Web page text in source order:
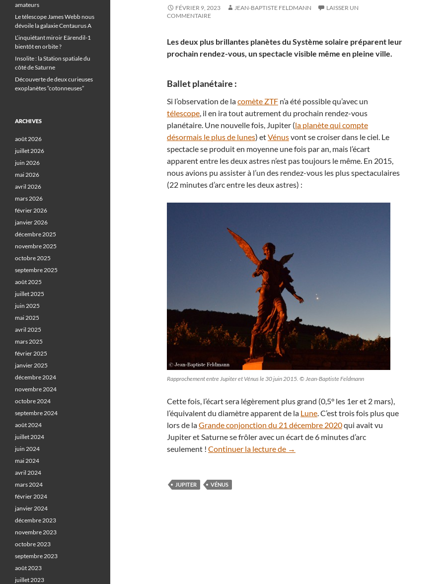
FÉVRIER 9, 2023 JEAN-BAPTISTE FELDMANN
LAISSER UN
COMMENTAIRE
Les deux plus brillantes planètes du Système solaire préparent leur
prochain rendez-vous, un spectacle visible même en pleine ville.
Ballet planétaire :
Si l’observation de lacomète ZTF n’a été possible qu’avec un
télescope, il en ira tout autrement du prochain rendez-vous
planétaire. Une nouvelle fois, Jupiter (la planète qui compte
désormais le plus de lunes) etVénusvont se croiser dans le ciel. Le
spectacle se produit en moyenne une fois par an, mais l’écart
apparent entre les deux astres n’est pas toujours le même. En 2015,
nous avions pu assister à l’un des rendez-vous les plus spectaculaires
(22 minutes d’arc entre les deux astres) :
Rapprochement entre Jupiter et Vénus le 30 juin 2015. © Jean-Baptiste Feldmann
Cette fois, l’écart sera légèrement plus grand (0,5° les 1er et 2 mars),
l’équivalent du diamètre apparent de la Lune. C’est trois fois plus que
lors de laGrande conjonction du 21 décembre 2020qui avait vu
Jupiter et Saturne se frôler avec un écart de 6 minutes d’arc
seulement ! Continuer la lecture de Suivez le prochain rendez-vous entre Jupiter
→
JUPITER VÉNUS
amateurs
Le télescope James Webb nous
dévoile la galaxie Centaurus A
L’inquiétant miroir Eärendil-1
bientôt en orbite ?
Insolite : la Station spatiale du
côté de Saturne
Découverte de deux curieuses
exoplanètes “cotonneuses”
ARCHIVES
août 2026
juillet 2026
juin 2026
mai 2026
avril 2026
mars 2026
février 2026
janvier 2026
décembre 2025
novembre 2025
octobre 2025
septembre 2025
août 2025
juillet 2025
juin 2025
mai 2025
avril 2025
mars 2025
février 2025
janvier 2025
décembre 2024
novembre 2024
octobre 2024
septembre 2024
août 2024
juillet 2024
juin 2024
mai 2024
avril 2024
mars 2024
février 2024
janvier 2024
décembre 2023
novembre 2023
octobre 2023
septembre 2023
août 2023
juillet 2023